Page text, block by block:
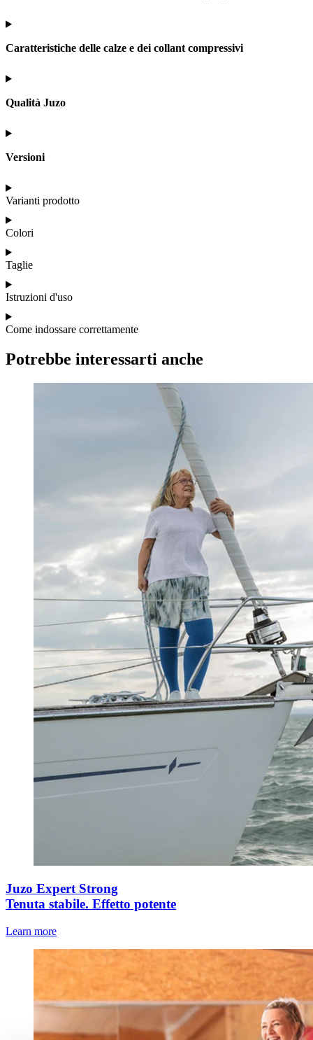
Caratteristiche delle calze e dei collant compressivi
Qualità Juzo
Versioni
Varianti prodotto
Colori
Taglie
Istruzioni d'uso
Come indossare correttamente
Potrebbe interessarti anche
Juzo Expert Strong
Tenuta stabile. Effetto potente
Learn more